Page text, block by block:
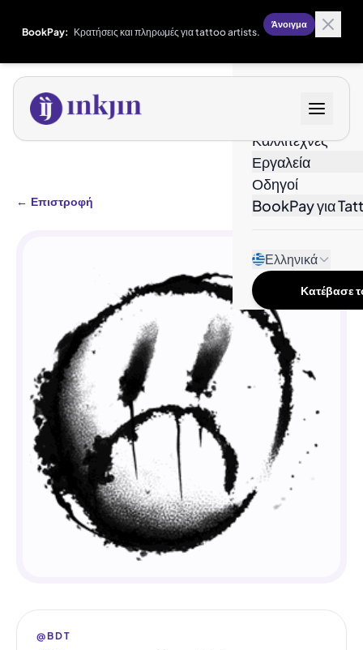
BookPay: Κρατήσεις και πληρωμές για tattoo artists.
Άνοιγμα
Καλλιτέχνες
Εργαλεία
Οδηγοί
BookPay για
Ελληνικά
Κατέβασε
← Επιστροφή
@BDT